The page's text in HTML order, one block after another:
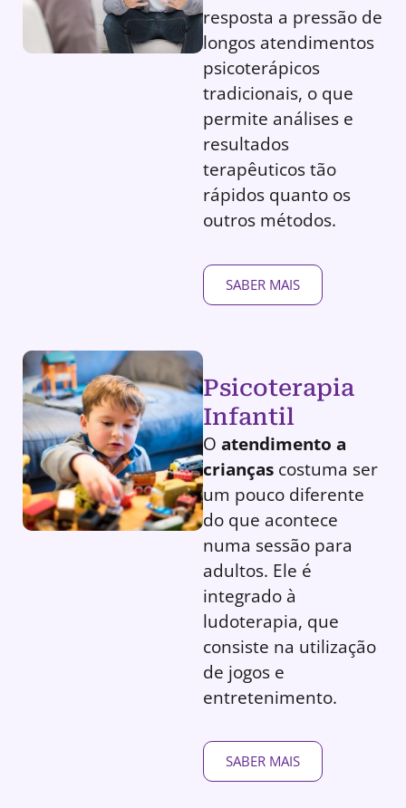
resposta a pressão de
longos atendimentos
psicoterápicos
tradicionais, o que
permite análises e
resultados
terapêuticos tão
rápidos quanto os
outros métodos.
SABER MAIS
Psicoterapia
Infantil
O atendimento a
crianças costuma ser
um pouco diferente
do que acontece
numa sessão para
adultos. Ele é
integrado à
ludoterapia, que
consiste na utilização
de jogos e
entretenimento.
SABER MAIS